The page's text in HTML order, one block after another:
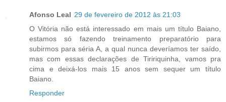
Afonso Leal 29 de fevereiro de 2012 às 21:03
O Vitória não está interessado em mais um título Baiano,
estamos só fazendo treinamento preparatório para
subirmos para séria A, a qual nunca deveríamos ter saído,
mas com essas declarações de Tiririquinha, vamos pra
cima e deixá-los mais 15 anos sem sequer um título
Baiano.
Responder